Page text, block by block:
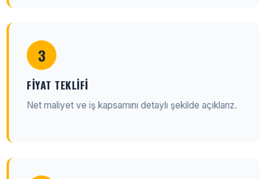
3
FIYAT TEKLIFI
Net maliyet ve iş kapsamını detaylı şekilde açıklarız.